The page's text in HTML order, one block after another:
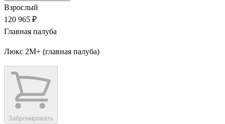
Взрослый
120 965 ₽
Главная палуба
Люкс 2М+ (главная палуба)
Забронировать